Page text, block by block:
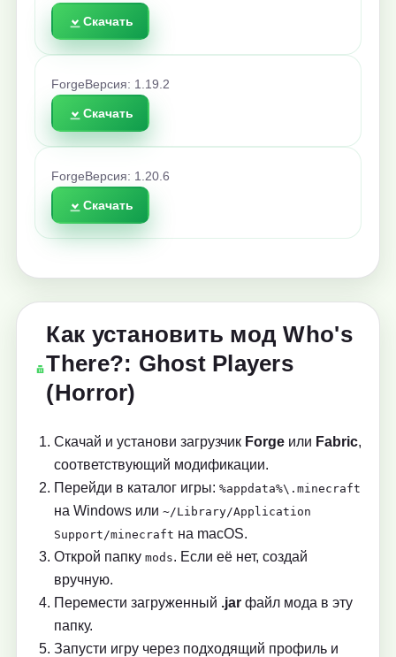
Скачать
Forge Версия: 1.19.2
Скачать
Forge Версия: 1.20.6
Скачать
Как установить мод Who's
There?: Ghost Players
(Horror)
Скачай и установи загрузчик Forge или Fabric,
соответствующий модификации.
Перейди в каталог игры: %appdata%\.minecraft
на Windows или ~/Library/Application
Support/minecraft на macOS.
Открой папку mods. Если её нет, создай
вручную.
Перемести загруженный .jar файл мода в эту
папку.
Запусти игру через подходящий профиль и